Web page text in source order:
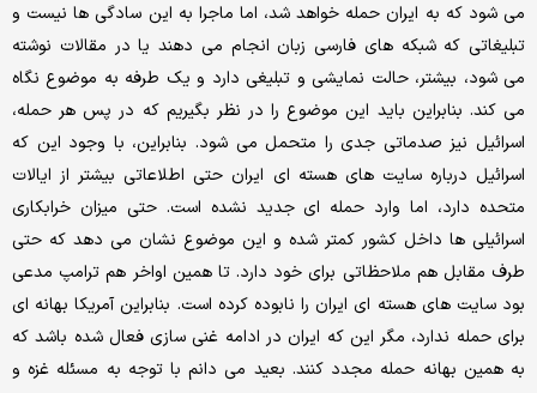
می شود که به ایران حمله خواهد شد، اما ماجرا به این سادگی ها نیست و
تبلیغاتی که شبکه های فارسی زبان انجام می دهند یا در مقالات نوشته
می شود، بیشتر، حالت نمایشی و تبلیغی دارد و یک طرفه به موضوع نگاه
می کند. بنابراین باید این موضوع را در نظر بگیریم که در پس هر حمله،
اسرائیل نیز صدماتی جدی را متحمل می شود. بنابراین، با وجود این که
اسرائیل درباره سایت های هسته ای ایران حتی اطلاعاتی بیشتر از ایالات
متحده دارد، اما وارد حمله ای جدید نشده است. حتی میزان خرابکاری
اسرائیلی ها داخل کشور کمتر شده و این موضوع نشان می دهد که حتی
طرف مقابل هم ملاحظاتی برای خود دارد. تا همین اواخر هم ترامپ مدعی
بود سایت های هسته ای ایران را نابوده کرده است. بنابراین آمریکا بهانه ای
برای حمله ندارد، مگر این که ایران در ادامه غنی سازی فعال شده باشد که
به همین بهانه حمله مجدد کنند. بعید می دانم با توجه به مسئله غزه و